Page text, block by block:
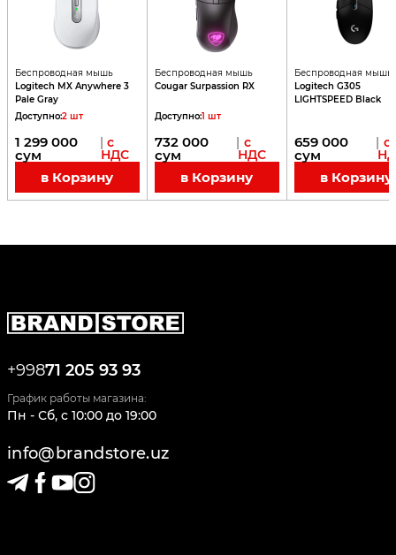
Беспроводная мышь
Logitech MX Anywhere 3
Pale Gray
Доступно:2 шт
1 299 000
сум
| с
НДС
в Корзину
Беспроводная мышь
Cougar Surpassion RX
Доступно:1 шт
732 000
сум
| с
НДС
в Корзину
Беспроводная мышь
Logitech G305
LIGHTSPEED Black
659 000
сум
| с
в Корзину
+99871 205 93 93
График работы магазина:
Пн - Сб, c 10:00 до 19:00
info@brandstore.uz